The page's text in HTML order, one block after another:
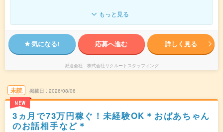
もっと見る
気になる! 応募へ進む 詳しく見る
派遣会社 株式会社リクルートスタッフィング
未読
NEW
掲載日 2026/08/06
3ヵ月で73万円稼ぐ！未経験OK＊おばあちゃん
のお話相手など＊